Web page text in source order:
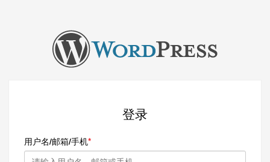
登录
用户名/邮箱/手机